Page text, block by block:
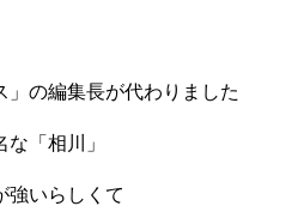
の編集長が代わりました
「相川」
強いらしくて